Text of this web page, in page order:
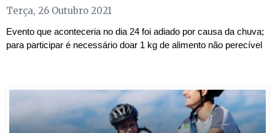
Terça, 26 Outubro 2021
Evento que aconteceria no dia 24 foi adiado por causa da chuva;
para participar é necessário doar 1 kg de alimento não perecível